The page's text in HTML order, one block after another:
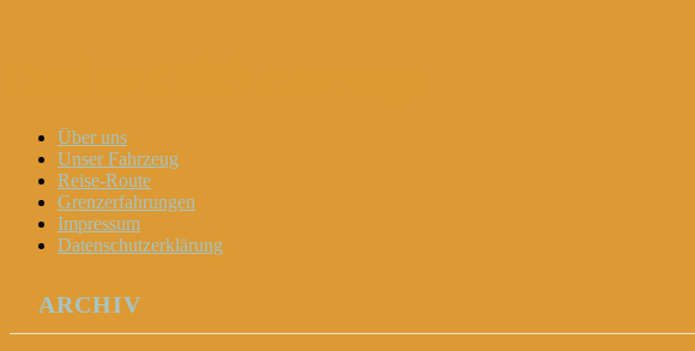
Menu
Widgets
Search
Skip
content
Über uns
Unser Fahrzeug
Reise-Route
Grenzerfahrungen
Impressum
Datenschutzerklärung
ARCHIV